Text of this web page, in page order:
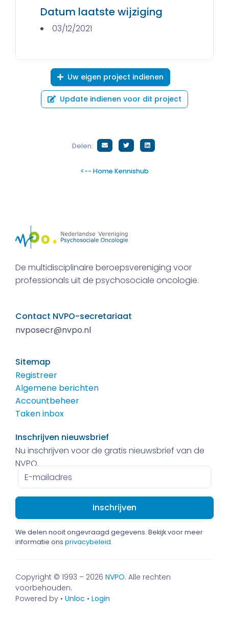
Datum laatste wijziging
03/12/2021
Uw eigen project indienen
Update indienen voor dit project
Delen:
<-- Home Kennishub
De multidisciplinaire beroepsvereniging voor
professionals uit de psychosociale oncologie.
Contact NVPO-secretariaat
nvposecr@nvpo.nl
Sitemap
Registreer
Algemene berichten
Accountbeheer
Taken inbox
Inschrijven nieuwsbrief
Nu inschrijven voor de gratis nieuwsbrief van de
NVPO.
E-
mailadres
We delen nooit ongevraagd gegevens. Bekijk voor meer
informatie ons privacybeleid.
Copyright © 1993 – 2026 NVPO. Alle rechten
voorbehouden.
Powered by • Unloc • Login